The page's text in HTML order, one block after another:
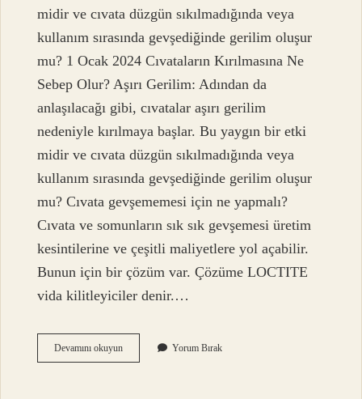
midir ve cıvata düzgün sıkılmadığında veya
kullanım sırasında gevşediğinde gerilim oluşur
mu? 1 Ocak 2024 Cıvataların Kırılmasına Ne
Sebep Olur? Aşırı Gerilim: Adından da
anlaşılacağı gibi, cıvatalar aşırı gerilim
nedeniyle kırılmaya başlar. Bu yaygın bir etki
midir ve cıvata düzgün sıkılmadığında veya
kullanım sırasında gevşediğinde gerilim oluşur
mu? Cıvata gevşememesi için ne yapmalı?
Cıvata ve somunların sık sık gevşemesi üretim
kesintilerine ve çeşitli maliyetlere yol açabilir.
Bunun için bir çözüm var. Çözüme LOCTITE
vida kilitleyiciler denir.…
Devamını okuyunCıvata
Neden
Yorum Bırak